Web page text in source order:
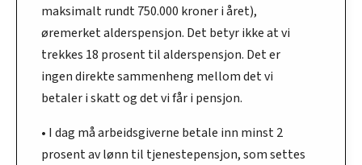
maksimalt rundt 750.000 kroner i året),
øremerket alderspensjon. Det betyr ikke at vi
trekkes 18 prosent til alderspensjon. Det er
ingen direkte sammenheng mellom det vi
betaler i skatt og det vi får i pensjon.
• I dag må arbeidsgiverne betale inn minst 2
prosent av lønn til tjenestepensjon, som settes